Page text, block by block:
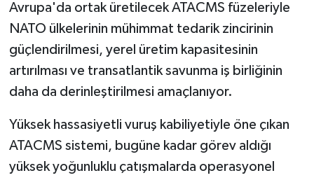
Avrupa'da ortak üretilecek ATACMS füzeleriyle
NATO ülkelerinin mühimmat tedarik zincirinin
güçlendirilmesi, yerel üretim kapasitesinin
artırılması ve transatlantik savunma iş birliğinin
daha da derinleştirilmesi amaçlanıyor.
Yüksek hassasiyetli vuruş kabiliyetiyle öne çıkan
ATACMS sistemi, bugüne kadar görev aldığı
yüksek yoğunluklu çatışmalarda operasyonel